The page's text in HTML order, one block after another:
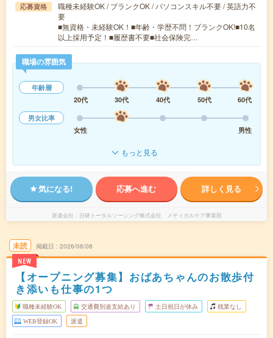
応募資格
職種未経験OK / ブランクOK / パソコンスキル不要 / 英語力不
要
■無資格・未経験OK！■年齢・学歴不問！ブランクOK!■10名
以上採用予定！■履歴書不要■社会保険完…
職場の雰囲気
年齢層
20代
30代 40代 50代
60代
男女比率
女性
男性
もっと見る
気になる! 応募へ進む 詳しく見る
派遣会社 日研トータルソーシング株式会社 メディカルケア事業部
未読
NEW
掲載日 2026/08/08
【オープニング募集】おばあちゃんのお散歩付
き添いも仕事の1つ
職種未経験OK 交通費別途支給あり 土日祝日が休み 残業なし
WEB登録OK 派遣